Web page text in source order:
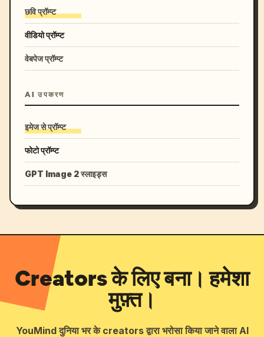
छवि प्रॉम्प्ट
वीडियो प्रॉम्प्ट
वेबपेज प्रॉम्प्ट
AI उपकरण
इमेज से प्रॉम्प्ट
फोटो प्रॉम्प्ट
GPT Image 2 स्लाइड्स
Creators के लिए बना। हमेशा
मुफ़्त।
YouMind दुनिया भर के creators द्वारा भरोसा किया जाने वाला AI